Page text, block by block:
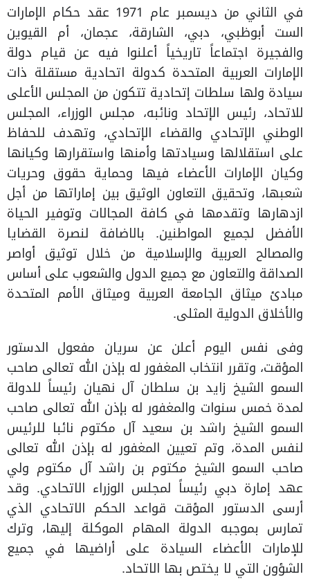
في الثاني من ديسمبر عام 1971 عقد حكام الإمارات
الست أبوظبي، دبي، الشارقة، عجمان، أم القيوين
والفجيرة اجتماعاً تاريخياً أعلنوا فيه عن قيام دولة
الإمارات العربية المتحدة كدولة اتحادية مستقلة ذات
سيادة ولها سلطات إتحادية تتكون من المجلس الأعلى
للاتحاد، رئيس الإتحاد ونائبه، مجلس الوزراء، المجلس
الوطني الإتحادي والقضاء الإتحادي، وتهدف للحفاظ
على استقلالها وسيادتها وأمنها واستقرارها وكيانها
وكيان الإمارات الأعضاء فيها وحماية حقوق وحريات
شعبها، وتحقيق التعاون الوثيق بين إماراتها من أجل
ازدهارها وتقدمها في كافة المجالات وتوفير الحياة
الأفضل لجميع المواطنين. بالاضافة لنصرة القضايا
والمصالح العربية والإسلامية من خلال توثيق أواصر
الصداقة والتعاون مع جميع الدول والشعوب على أساس
مبادئ ميثاق الجامعة العربية وميثاق الأمم المتحدة
والأخلاق الدولية المثلى.
وفى نفس اليوم أعلن عن سريان مفعول الدستور
المؤقت، وتقرر انتخاب المغفور له بإذن الله تعالى صاحب
السمو الشيخ زايد بن سلطان آل نهيان رئيساً للدولة
لمدة خمس سنوات والمغفور له بإذن الله تعالى صاحب
السمو الشيخ راشد بن سعيد آل مكتوم نائبا للرئيس
لنفس المدة، وتم تعيين المغفور له بإذن الله تعالى
صاحب السمو الشيخ مكتوم بن راشد آل مكتوم ولي
عهد إمارة دبي رئيساً لمجلس الوزراء الاتحادي. وقد
أرسى الدستور المؤقت قواعد الحكم الاتحادي الذي
تمارس بموجبه الدولة المهام الموكلة إليها، وترك
للإمارات الأعضاء السيادة على أراضيها في جميع
الشؤون التي لا يختص بها الاتحاد.